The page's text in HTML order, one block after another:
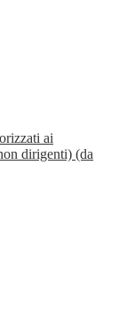
ai
dirigenti) (da